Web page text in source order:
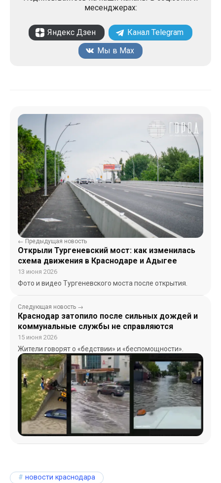
месенджерах:
Яндекс Дзен
Канал Telegram
Мы в Max
← Предыдущая новость
Открыли Тургеневский мост: как изменилась
схема движения в Краснодаре и Адыгее
13 июня 2026
Фото и видео Тургеневского моста после открытия.
Следующая новость →
Краснодар затопило после сильных дождей и
коммунальные службы не справляются
15 июня 2026
Жители говорят о «бедствии» и «беспомощности».
новости краснодара